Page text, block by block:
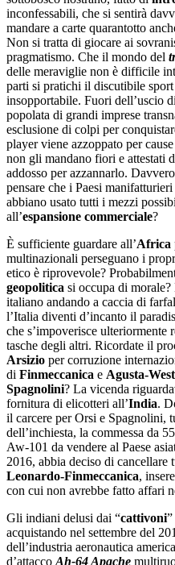
inconfessabili, che si sentirà
mandare a carte quarantotto
Non si tratta di giocare ai
pragmatismo. Che il mondo del
delle meraviglie non è difficile
parti si pratichi il discutibile
insopportabile. Fuori dell’uscio
popolata di grandi imprese
esclusione di colpi per
player viene azzoppato per
non gli mandano fiori e attestati
addosso per azzannarlo.
pensare che i Paesi
abbiano usato tutti i mezzi
all’espansione commerciale?
È sufficiente guardare all’Africa
multinazionali perseguano i
etico è riprovevole?
geopolitica si occupa di
italiano andando a caccia di
l’Italia diventi d’incanto il
che s’impoverisce ulteriormente
tasche degli altri. Ricordate il
Arsizio per corruzione
di Finmeccanica e Agusta-
Spagnolini? La vicenda
fornitura di elicotteri all’India.
il carcere per Orsi e Spagnolini,
dell’inchiesta, la commessa da
Aw-101 da vendere al Paese
2016, abbia deciso di cancellare
Leonardo-Finmeccanica,
con cui non avrebbe fatto affari
Gli indiani delusi dai “cattivoni
acquistando nel settembre del
dell’industria aeronautica
d’attacco Ah-64 Apache